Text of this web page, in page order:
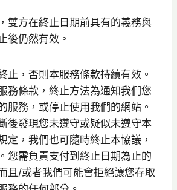
雙方在終止日期前具有的義務與
後仍然有效。
止，否則本服務條款持續有效。
務條款，終止方法為通知我們您
服務，或停止使用我們的網站。
後發現您未遵守或疑似未遵守本
定，我們也可隨時終止本協議，
您需負責支付到終止日期為止的
且/或者我們可能會拒絕讓您存取